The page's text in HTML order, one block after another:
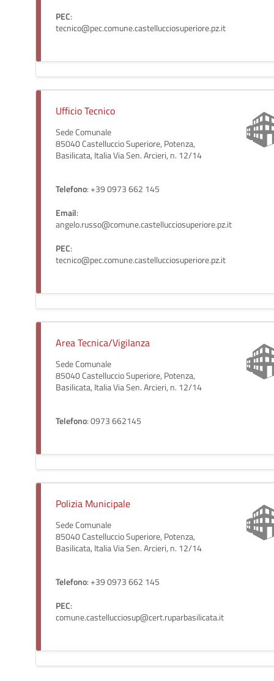
PEC:
tecnico@pec.comune.castellucciosuperiore.pz.it
Ufficio Tecnico
Sede Comunale
85040 Castelluccio Superiore, Potenza,
Basilicata, Italia Via Sen. Arcieri, n. 12/14
Telefono: +39 0973 662 145
Email:
angelo.russo@comune.castellucciosuperiore.pz.it
PEC:
tecnico@pec.comune.castellucciosuperiore.pz.it
Area Tecnica/Vigilanza
Sede Comunale
85040 Castelluccio Superiore, Potenza,
Basilicata, Italia Via Sen. Arcieri, n. 12/14
Telefono: 0973 662145
Polizia Municipale
Sede Comunale
85040 Castelluccio Superiore, Potenza,
Basilicata, Italia Via Sen. Arcieri, n. 12/14
Telefono: +39 0973 662 145
PEC:
comune.castellucciosup@cert.ruparbasilicata.it